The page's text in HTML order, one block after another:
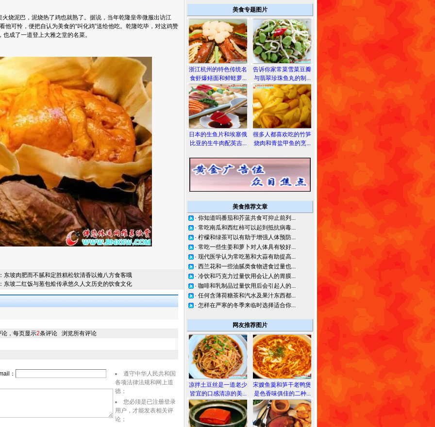
泥巴，泥烧热了鸡也就熟了。据说，当年乾隆皇帝微服出访江
他可怜，便把自认为美食的“叫化鸡”送给他吃。乾隆吃毕，对这鸡赞
成了一道登上大雅之堂的名菜。
东坡肉肥而不腻和定胜糕松软清香以飨八方食客哦
东坡二红饭与葱包烩传承悠久人文历史的饮食文化
论，每页显示2条评论 浏览所有评论
：
遵守中华人民共和国
各项法律法规和网上道
德；
您必须是已注册登录
用户，才能发表相关评
论；
美食专题图片
浙江杭州的特色传统名
食虾爆鳝面和鲜蛏萝...
日本的生鱼片和埃塞俄
比亚的生牛肉配英吉...
告诉你家常菜雪菜豆瓣
与翡翠珍珠鱼丸的制...
很多人都喜欢吃的竹笋
烧肉和青盐甲鱼的烹...
美食推荐文章
· 你知道吗番茄和芥蓝共食可抑止前列...
· 常吃南瓜和西红柿可以起到抵抗病毒...
· 柠檬和绿茶可以有助于增强人体预防...
· 常吃一些生姜和萝卜对人体具有较好...
· 现代医学认为常吃葱和大蒜有助提高...
· 西兰花和一些油腻类食物进食过量也...
· 冷饮和巧克力过量饮用会让人的胃膜...
· 咖啡和乳制品过量饮用后会引起人的...
· 任何含薄荷糖茶和汽水及果汁东西都...
· 怎样在严寒的冬季来临时选择适合你...
网友推荐图片
凉拌土豆丝是一道老少
皆宜的口感清凉的美...
宋嫂鱼羹和笋干老鸭煲
是色香味俱佳的二种...